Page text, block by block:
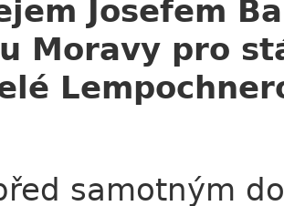
Josefem
Moravy pro
samotným